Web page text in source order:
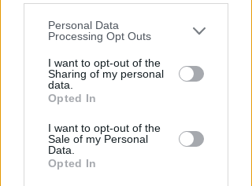
You may separately opt-out of the further
disclosure of your personal information
by third parties on the IAB’s list of
downstream participants.
by us to third parties on the IAB’s List of
Downstream Participants that may
further disclose it to other third parties.
Personal Data
Processing Opt Outs
I want to opt-out of the
Sharing of my personal
data.
Opted In
I want to opt-out of the
Sale of my Personal
Data.
Opted In
esperto di un agente
Lamberto Abbati